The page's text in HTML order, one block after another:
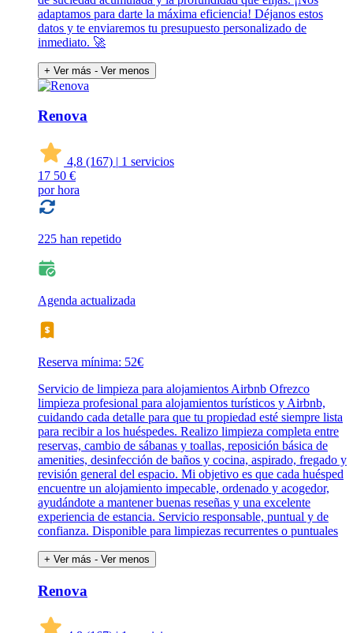
adaptamos para darte la máxima eficiencia! Déjanos estos
datos y te enviaremos tu presupuesto personalizado de
inmediato. 🚀
+ Ver más - Ver menos
Renova
4,8 (167) | 1 servicios
17 50 €
por hora
225 han repetido
Agenda actualizada
Reserva mínima: 52€
Servicio de limpieza para alojamientos Airbnb Ofrezco
limpieza profesional para alojamientos turísticos y Airbnb,
cuidando cada detalle para que tu propiedad esté siempre lista
para recibir a los huéspedes. Realizo limpieza completa entre
reservas, cambio de sábanas y toallas, reposición básica de
amenities, desinfección de baños y cocina, aspirado, fregado y
revisión general del espacio. Mi objetivo es que cada huésped
encuentre un alojamiento impecable, ordenado y acogedor,
ayudándote a mantener buenas reseñas y una excelente
experiencia de estancia. Servicio responsable, puntual y de
confianza. Disponible para limpiezas recurrentes o puntuales
+ Ver más - Ver menos
Renova